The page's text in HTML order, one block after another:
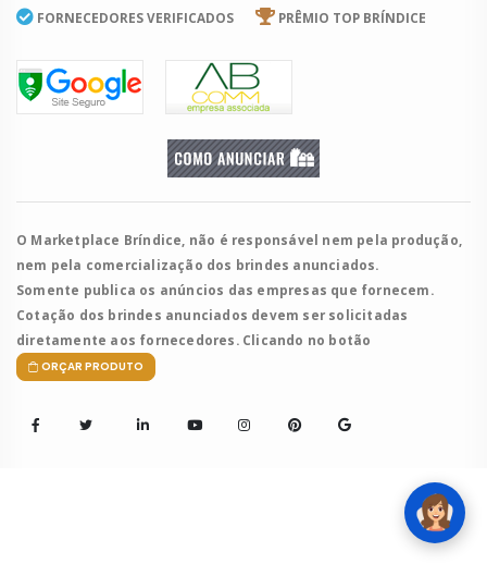
FORNECEDORES VERIFICADOS PRÊMIO TOP BRÍNDICE
O Marketplace Bríndice, não é responsável nem pela produção,
nem pela comercialização dos brindes anunciados.
Somente publica os anúncios das empresas que fornecem.
Cotação dos brindes anunciados devem ser solicitadas
diretamente aos fornecedores. Clicando no botão
ORÇAR PRODUTO